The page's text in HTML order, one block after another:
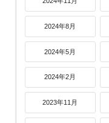
2024年8月
2024年5月
2024年2月
2023年11月